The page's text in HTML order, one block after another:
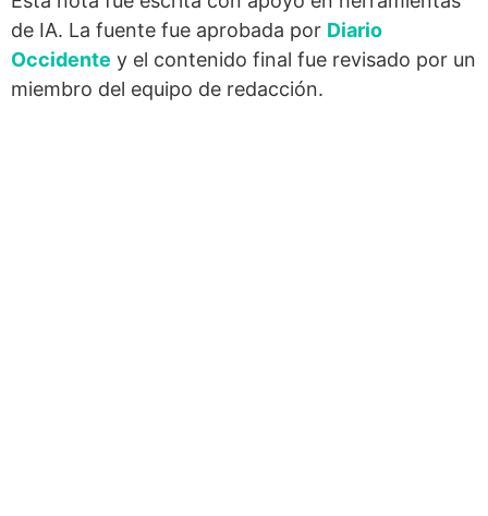
de IA. La fuente fue aprobada por Diario
Occidente y el contenido final fue revisado por un
miembro del equipo de redacción.